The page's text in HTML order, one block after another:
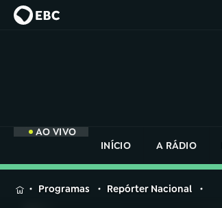
AO VIVO
INÍCIO
A RÁDIO
MENUProgramas Repórter Nacional